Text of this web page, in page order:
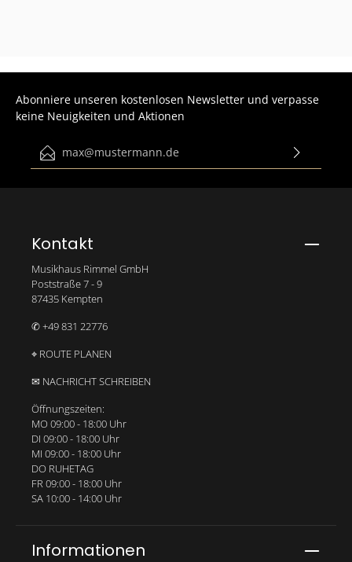
Abonniere unseren kostenlosen Newsletter und verpasse
keine Neuigkeiten und Aktionen
E-Mail-Adresse*
Kontakt
Musikhaus Rimmel GmbH
Poststraße 7 - 9
87435 Kempten
✆ +49 831 22776
⌖ ROUTE PLANEN
✉ NACHRICHT SCHREIBEN
Öffnungszeiten:
MO 09:00 - 18:00 Uhr
DI 09:00 - 18:00 Uhr
MI 09:00 - 18:00 Uhr
DO RUHETAG
FR 09:00 - 18:00 Uhr
SA 10:00 - 14:00 Uhr
Informationen